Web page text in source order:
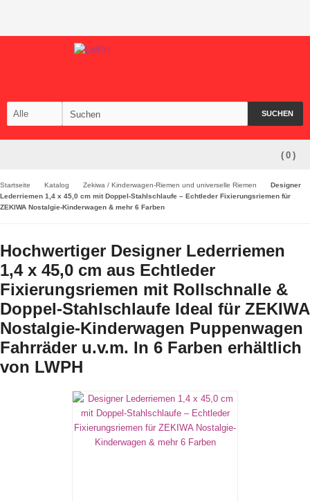
SUCHEN
( 0 )
Startseite Katalog Zekiwa / Kinderwagen-Riemen und universelle Riemen
Designer
Lederriemen 1,4 x 45,0 cm mit Doppel-Stahlschlaufe – Echtleder Fixierungsriemen für
ZEKIWA Nostalgie-Kinderwagen & mehr 6 Farben
Hochwertiger Designer Lederriemen
1,4 x 45,0 cm aus Echtleder
Fixierungsriemen mit Rollschnalle &
Doppel-Stahlschlaufe Ideal für ZEKIWA
Nostalgie-Kinderwagen Puppenwagen
Fahrräder u.v.m. In 6 Farben erhältlich
von LWPH